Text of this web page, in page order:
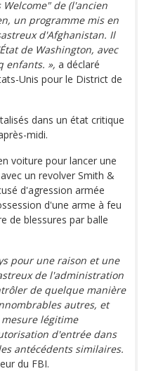
de (l'ancien
un programme mis en
d'Afghanistan. Il
de Washington, avec
enfants. », a déclaré
Unis pour le District de
dans un état critique
midi.
voiture pour lancer une
un revolver Smith &
d'agression armée
d'une arme à feu
de blessures par balle
pour une raison et une
de l'administration
de quelque manière
autres, et
légitime
d'entrée dans
antécédents similaires.
du FBI.